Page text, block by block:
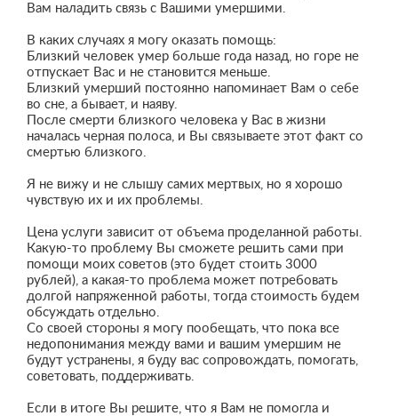
Вам наладить связь с Вашими умершими.
В каких случаях я могу оказать помощь:
Близкий человек умер больше года назад, но горе не
отпускает Вас и не становится меньше.
Близкий умерший постоянно напоминает Вам о себе
во сне, а бывает, и наяву.
После смерти близкого человека у Вас в жизни
началась черная полоса, и Вы связываете этот факт со
смертью близкого.
Я не вижу и не слышу самих мертвых, но я хорошо
чувствую их и их проблемы.
Цена услуги зависит от объема проделанной работы.
Какую-то проблему Вы сможете решить сами при
помощи моих советов (это будет стоить 3000
рублей), а какая-то проблема может потребовать
долгой напряженной работы, тогда стоимость будем
обсуждать отдельно.
Со своей стороны я могу пообещать, что пока все
недопонимания между вами и вашим умершим не
будут устранены, я буду вас сопровождать, помогать,
советовать, поддерживать.
Если в итоге Вы решите, что я Вам не помогла и